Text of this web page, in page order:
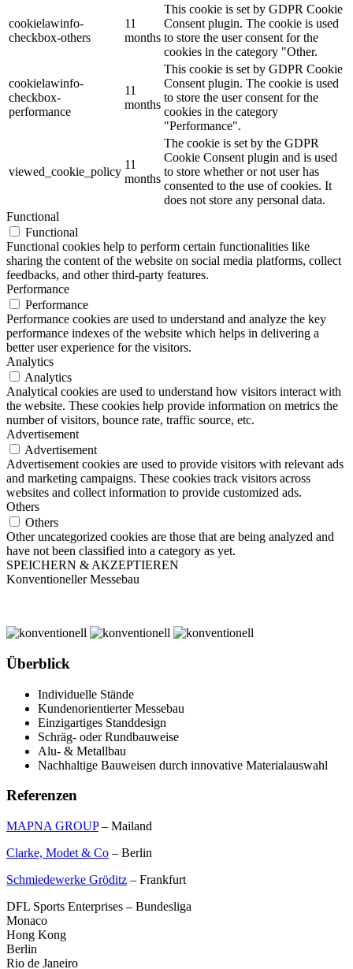
cookielawinfo-
checkbox-others
11
months
This cookie is set by GDPR Cookie
Consent plugin. The cookie is used
to store the user consent for the
cookies in the category "Other.
cookielawinfo-
checkbox-
performance
11
months
This cookie is set by GDPR Cookie
Consent plugin. The cookie is used
to store the user consent for the
cookies in the category
"Performance".
viewed_cookie_policy
11
months
The cookie is set by the GDPR
Cookie Consent plugin and is used
to store whether or not user has
consented to the use of cookies. It
does not store any personal data.
Functional
Functional
Functional cookies help to perform certain functionalities like
sharing the content of the website on social media platforms, collect
feedbacks, and other third-party features.
Performance
Performance
Performance cookies are used to understand and analyze the key
performance indexes of the website which helps in delivering a
better user experience for the visitors.
Analytics
Analytics
Analytical cookies are used to understand how visitors interact with
the website. These cookies help provide information on metrics the
number of visitors, bounce rate, traffic source, etc.
Advertisement
Advertisement
Advertisement cookies are used to provide visitors with relevant ads
and marketing campaigns. These cookies track visitors across
websites and collect information to provide customized ads.
Others
Others
Other uncategorized cookies are those that are being analyzed and
have not been classified into a category as yet.
SPEICHERN & AKZEPTIEREN
Konventioneller Messebau
Überblick
Individuelle Stände
Kundenorientierter Messebau
Einzigartiges Standdesign
Schräg- oder Rundbauweise
Alu- & Metallbau
Nachhaltige Bauweisen durch innovative Materialauswahl
Referenzen
MAPNA GROUP– Mailand
Clarke, Modet & Co – Berlin
Schmiedewerke Gröditz – Frankfurt
DFL Sports Enterprises – Bundesliga
Monaco
Hong Kong
Berlin
Rio de Janeiro